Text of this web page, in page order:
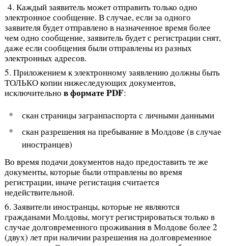
4. Каждый заявитель может отправить только одно
электронное сообщение. В случае, если за одного
заявителя будет отправлено в назначенное время более
чем одно сообщение, заявитель будет с регистрации снят,
даже если сообщения были отправлены из разных
электронных адресов.
5. Приложением к электронному заявлению должны быть
ТОЛЬКО копии нижеследующих документов,
исключительно в формате PDF:
скан страницы загранпаспорта с личными данными
скан разрешения на пребывание в Молдове (в случае
иностранцев)
Во время подачи документов надо предоставить те же
документы, которые были отправлены во время
регистрации, иначе регистация считается
недействительной.
6. Заявители иностранцы, которые не являются
гражданами Молдовы, могут регистрироваться только в
случае долговременного проживания в Молдове более 2
(двух) лет при наличии разрешения на долговременное